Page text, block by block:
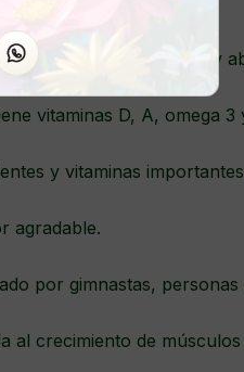
por nuestras madres y
vitaminas D, A, omega 3
y vitaminas
agradable.
por gimnastas,
al crecimiento de